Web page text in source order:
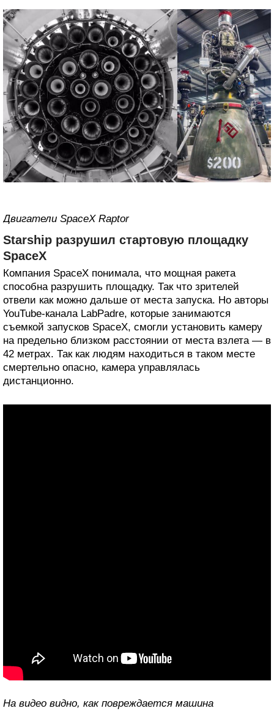
Двигатели SpaceX Raptor
Starship разрушил стартовую площадку
SpaceX
Компания SpaceX понимала, что мощная ракета
способна разрушить площадку. Так что зрителей
отвели как можно дальше от места запуска. Но авторы
YouTube-канала LabPadre, которые занимаются
съемкой запусков SpaceX, смогли установить камеру
на предельно близком расстоянии от места взлета — в
42 метрах. Так как людям находиться в таком месте
смертельно опасно, камера управлялась
дистанционно.
На видео видно, как повреждается машина